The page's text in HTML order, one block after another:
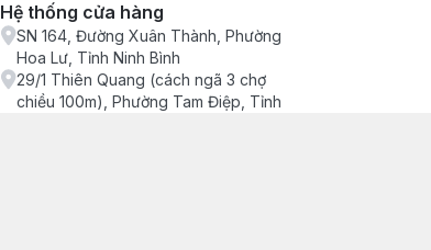
Hệ thống cửa hàng
SN 164, Đường Xuân Thành, Phường
Hoa Lư, Tỉnh Ninh Bình
29/1 Thiên Quang (cách ngã 3 chợ
chiều 100m), Phường Tam Điệp, Tỉnh